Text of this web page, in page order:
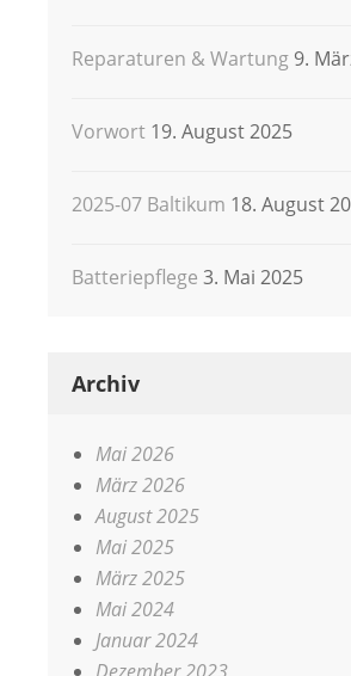
Reparaturen & Wartung 9.
Vorwort 19. August 2025
2025-07 Baltikum 18. August
Batteriepflege 3. Mai 2025
Archiv
Mai 2026
März 2026
August 2025
Mai 2025
März 2025
Mai 2024
Januar 2024